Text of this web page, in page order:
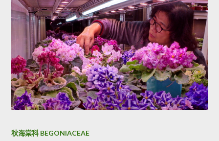
秋海棠科 BEGONIACEAE